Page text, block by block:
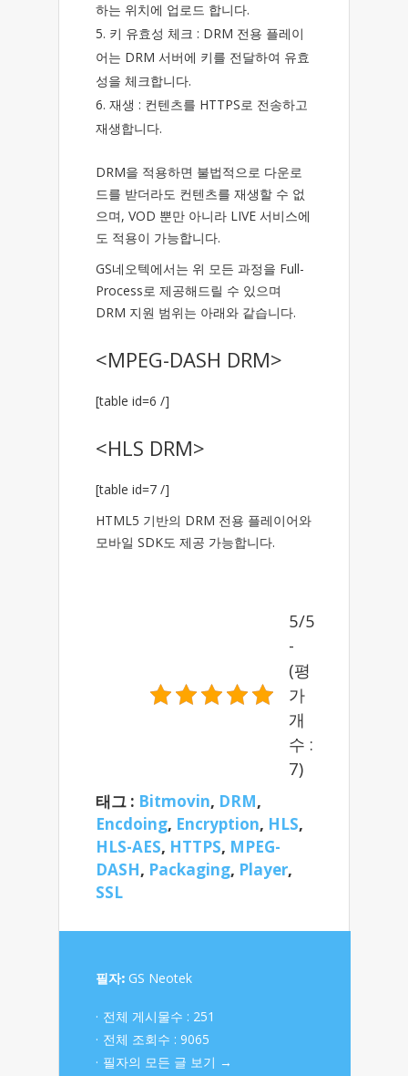
하는 위치에 업로드 합니다.
키 유효성 체크 : DRM 전용 플레이
어는 DRM 서버에 키를 전달하여 유효
성을 체크합니다.
재생 : 컨텐츠를 HTTPS로 전송하고
재생합니다.
DRM을 적용하면 불법적으로 다운로
드를 받더라도 컨텐츠를 재생할 수 없
으며, VOD 뿐만 아니라 LIVE 서비스에
도 적용이 가능합니다.
GS네오텍에서는 위 모든 과정을 Full-
Process로 제공해드릴 수 있으며
DRM 지원 범위는 아래와 같습니다.
<MPEG-DASH DRM>
[table id=6 /]
<HLS DRM>
[table id=7 /]
HTML5 기반의 DRM 전용 플레이어와
모바일 SDK도 제공 가능합니다.
5/5
-
(평
가
개
수 :
7)
태그 : Bitmovin, DRM,
Encdoing, Encryption, HLS,
HLS-AES, HTTPS, MPEG-
DASH, Packaging, Player,
SSL
필자: GS Neotek
전체 게시물수 : 251
전체 조회수 : 9065
필자의 모든 글 보기 →